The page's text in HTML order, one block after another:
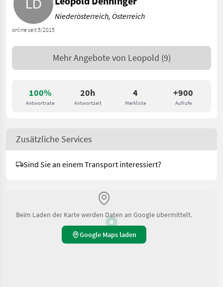
100%
Antwortrate
20h
Antwortzeit
4
Merkliste
+900
Aufrufe
online seit 5/2015
Niederösterreich, Österreich
Mehr Angebote von Leopold (9)
Zusätzliche Services
Sind Sie an einem Transport interessiert?
Beim Laden der Karte werden Daten an Google übermittelt.
Google Maps laden